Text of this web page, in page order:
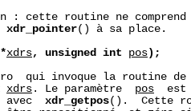
: cette routine ne
xdr_pointer() à sa place.
*xdrs, unsigned int pos );
qui invoque la routine
xdrs . Le paramètre pos
est
avec
xdr_getpos().  Cette